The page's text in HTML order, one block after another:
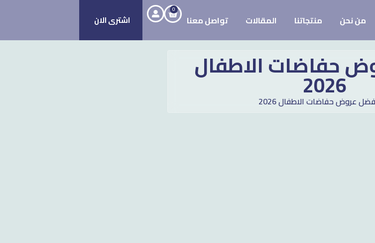
من نحن منتجاتنا المقالات تواصل معنا
0
اشترى الان
حفاضات الاطفال
2026
عروض حفاضات الاطفال 2026